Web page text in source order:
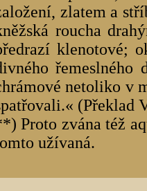
zlatem a
roucha
klenotové;
netoliko v
(Překlad
Proto zvána též
užívaná.